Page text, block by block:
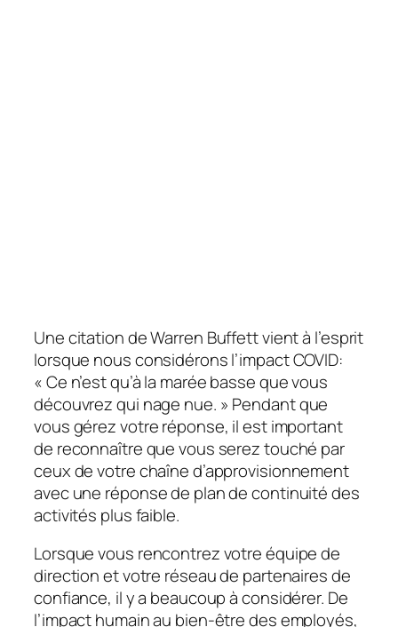
Une citation de Warren Buffett vient à l’esprit
lorsque nous considérons l’impact COVID:
« Ce n’est qu’à la marée basse que vous
découvrez qui nage nue. » Pendant que
vous gérez votre réponse, il est important
de reconnaître que vous serez touché par
ceux de votre chaîne d’approvisionnement
avec une réponse de plan de continuité des
activités plus faible.
Lorsque vous rencontrez votre équipe de
direction et votre réseau de partenaires de
confiance, il y a beaucoup à considérer. De
l’impact humain au bien-être des employés,